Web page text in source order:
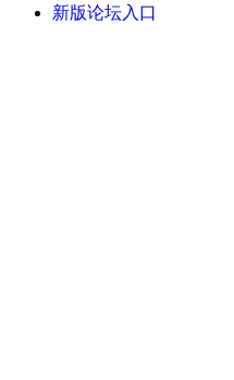
新版论坛入口